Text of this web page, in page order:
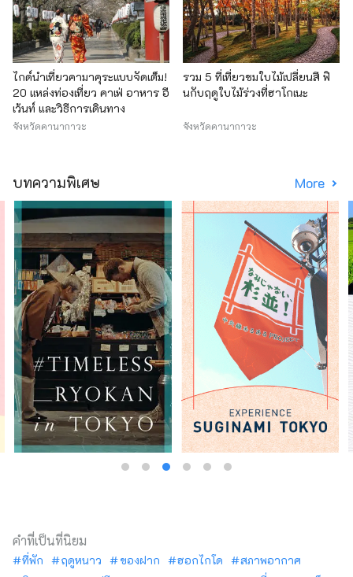
ไกด์นำเที่ยวคามาคุระแบบจัดเต็ม!
20 แหล่งท่องเที่ยว คาเฟ่ อาหาร อี
เว้นท์ และวิธีการเดินทาง
จังหวัดคานากาวะ
รวม 5 ที่เที่ยวชมใบไม้เปลี่ยนสี ฟิ
นกับฤดูใบไม้ร่วงที่ฮาโกเนะ
จังหวัดคานากาวะ
บทความพิเศษ More
คำที่เป็นที่นิยม
ที่พัก ฤดูหนาว ของฝาก ฮอกไกโด
สภาพอากาศ